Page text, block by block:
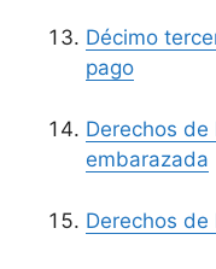
Décimo
pago
Derechos
embarazada
Derechos